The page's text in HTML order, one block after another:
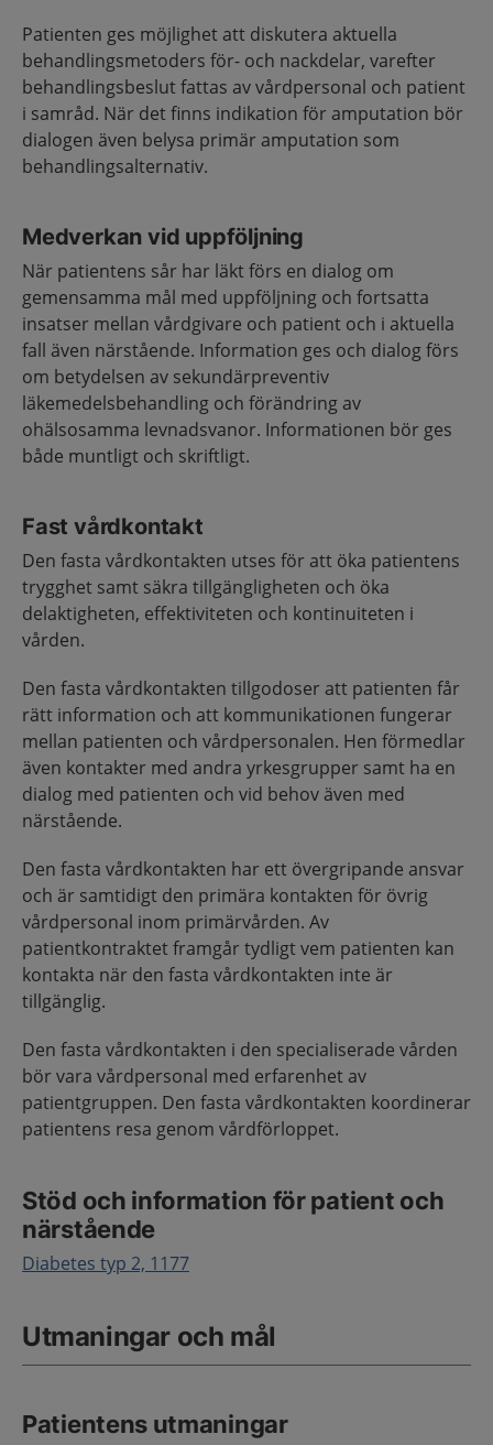
Patienten ges möjlighet att diskutera aktuella
behandlingsmetoders för- och nackdelar, varefter
behandlingsbeslut fattas av vårdpersonal och patient
i samråd. När det finns indikation för amputation bör
dialogen även belysa primär amputation som
behandlingsalternativ.
Medverkan vid uppföljning
När patientens sår har läkt förs en dialog om
gemensamma mål med uppföljning och fortsatta
insatser mellan vårdgivare och patient och i aktuella
fall även närstående. Information ges och dialog förs
om betydelsen av sekundärpreventiv
läkemedelsbehandling och förändring av
ohälsosamma levnadsvanor. Informationen bör ges
både muntligt och skriftligt.
Fast vårdkontakt
Den fasta vårdkontakten utses för att öka patientens
trygghet samt säkra tillgängligheten och öka
delaktigheten, effektiviteten och kontinuiteten i
vården.
Den fasta vårdkontakten tillgodoser att patienten får
rätt information och att kommunikationen fungerar
mellan patienten och vårdpersonalen. Hen förmedlar
även kontakter med andra yrkesgrupper samt ha en
dialog med patienten och vid behov även med
närstående.
Den fasta vårdkontakten har ett övergripande ansvar
och är samtidigt den primära kontakten för övrig
vårdpersonal inom primärvården. Av
patientkontraktet framgår tydligt vem patienten kan
kontakta när den fasta vårdkontakten inte är
tillgänglig.
Den fasta vårdkontakten i den specialiserade vården
bör vara vårdpersonal med erfarenhet av
patientgruppen. Den fasta vårdkontakten koordinerar
patientens resa genom vårdförloppet.
Stöd och information för patient och
närstående
Diabetes typ 2, 1177
Utmaningar och mål
Patientens utmaningar